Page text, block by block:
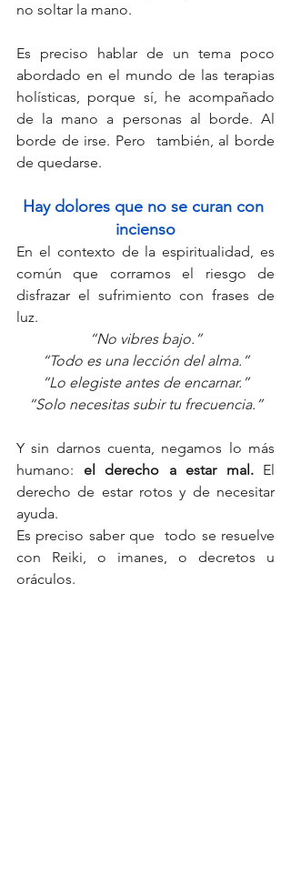
no soltar la mano.
Es preciso hablar de un tema poco
abordado en el mundo de las terapias
holísticas, porque sí, he acompañado
de la mano a personas al borde. Al
borde de irse. Pero  también, al borde
de quedarse.
Hay dolores que no se curan con
incienso
En el contexto de la espiritualidad, es
común que corramos el riesgo de
disfrazar el sufrimiento con frases de
luz.
“No vibres bajo.”
“Todo es una lección del alma.”
“Lo elegiste antes de encarnar.”
“Solo necesitas subir tu frecuencia.”
Y sin darnos cuenta, negamos lo más
humano: el derecho a estar mal. El
derecho de estar rotos y de necesitar
ayuda.
Es preciso saber que  todo se resuelve
con Reiki, o imanes, o decretos u
oráculos.